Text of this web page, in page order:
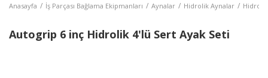
Anasayfa İş Parçası Bağlama Ekipmanları Aynalar Hidrolik Aynalar
Autogrip 6 inç Hidrolik 4'lü Sert Ayak Seti